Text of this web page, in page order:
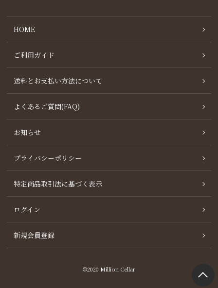
HOME
ご利用ガイド
送料とお支払い方法について
よくあるご質問(FAQ)
お知らせ
プライバシーポリシー
特定商品取引法に基づく表示
ログイン
新規会員登録
©2020 Million Cellar